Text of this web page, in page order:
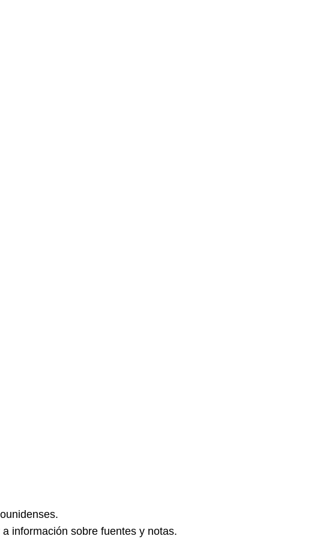
información sobre fuentes y notas.